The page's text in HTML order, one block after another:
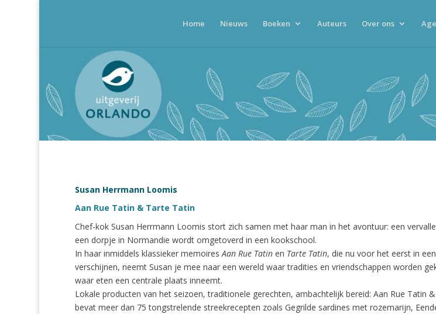
Home Nieuws Boeken Auteurs Over ons
Susan Herrmann Loomis
Aan Rue Tatin & Tarte Tatin
Chef-kok Susan Herrmann Loomis stort zich samen met haar man in het avontuur: een
een dorpje in Normandie wordt omgetoverd in een kookschool.
In haar inmiddels klassieker memoires Aan Rue Tatinen Tarte Tatin, die nu voor het eerst in
verschijnen, neemt Susan je mee naar een wereld waar tradities en vriendschappen worden
waar eten een centrale plaats inneemt.
Lokale producten van het seizoen, traditionele gerechten, ambachtelijk bereid: Aan Rue Tatin
bevat meer dan 75 tongstrelende streekrecepten zoals Gegrilde sardines met rozemarijn,